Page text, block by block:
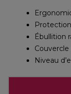
Ébullition
Niveau